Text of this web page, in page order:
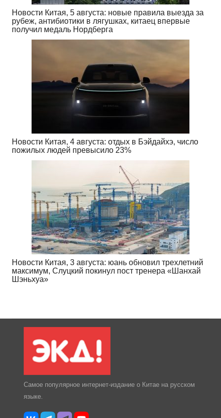
Новости Китая, 5 августа: новые правила выезда за
рубеж, антибиотики в лягушках, китаец впервые
получил медаль Нордберга
Новости Китая, 4 августа: отдых в Бэйдайхэ, число
пожилых людей превысило 23%
Новости Китая, 3 августа: юань обновил трехлетний
максимум, Слуцкий покинул пост тренера «Шанхай
Шэньхуа»
Самое популярное интернет-издание о Китае на русском
языке.